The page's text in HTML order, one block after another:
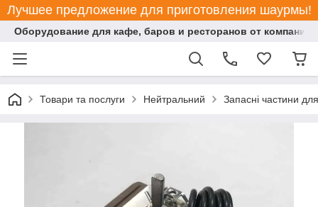
Лучшее предложение для приготовления шаурмы!
Оборудование для кафе, баров и ресторанов от компании
Товари та послуги Нейтральний Запасні частини